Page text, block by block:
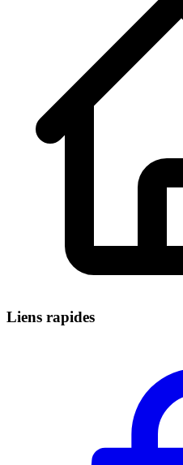
Liens rapides